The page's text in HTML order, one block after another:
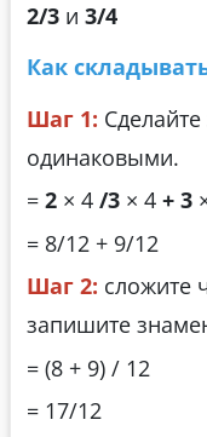
2/3 и 3/4
Как
Шаг 1:
одинаковыми.
= 2 × 4 /3 × 4 + 3
= 8/12 + 9/12
Шаг 2: сложите
запишите
= (8 + 9) / 12
= 17/12